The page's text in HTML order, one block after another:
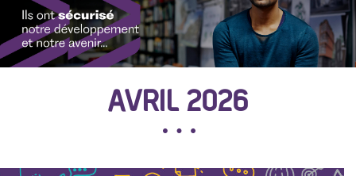
AVRIL 2026